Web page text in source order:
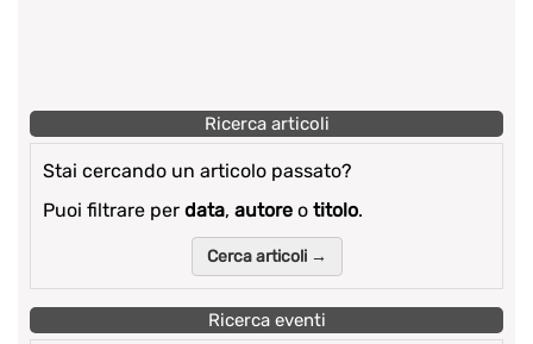
Ricerca articoli
Stai cercando un articolo passato?
Puoi filtrare per data, autore o titolo.
Cerca articoli →
Ricerca eventi